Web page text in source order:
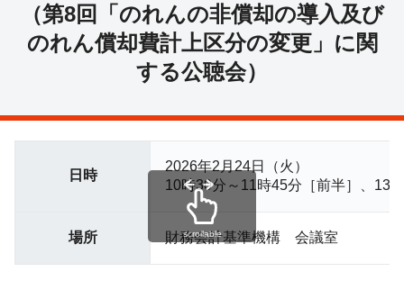
JPEN
（第8回「のれんの非償却の導入及び
のれん償却費計上区分の変更」に関
する公聴会）
日時
2026年2月24日（火）
10時30分～11時45分［前半］、13
場所 財務会計基準機構 会議室
scrollable